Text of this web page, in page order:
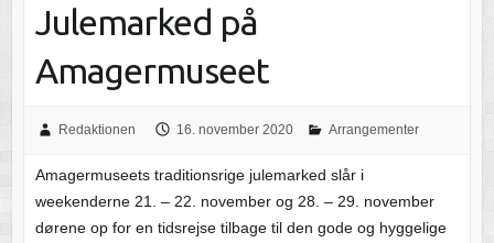
Julemarked på
Amagermuseet
Redaktionen 16. november 2020 Arrangementer
Amagermuseets traditionsrige julemarked slår i
weekenderne 21. – 22. november og 28. – 29. november
dørene op for en tidsrejse tilbage til den gode og hyggelige